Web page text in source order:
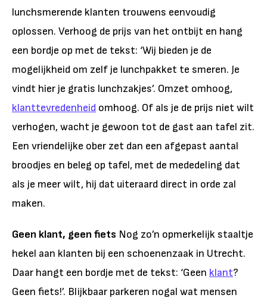
lunchsmerende klanten trouwens eenvoudig
oplossen. Verhoog de prijs van het ontbijt en hang
een bordje op met de tekst: ‘Wij bieden je de
mogelijkheid om zelf je lunchpakket te smeren. Je
vindt hier je gratis lunchzakjes’. Omzet omhoog,
klanttevredenheid omhoog. Of als je de prijs niet wilt
verhogen, wacht je gewoon tot de gast aan tafel zit.
Een vriendelijke ober zet dan een afgepast aantal
broodjes en beleg op tafel, met de mededeling dat
als je meer wilt, hij dat uiteraard direct in orde zal
maken.
Geen klant, geen fiets Nog zo’n opmerkelijk staaltje
hekel aan klanten bij een schoenenzaak in Utrecht.
Daar hangt een bordje met de tekst: ‘Geen klant?
Geen fiets!’. Blijkbaar parkeren nogal wat mensen